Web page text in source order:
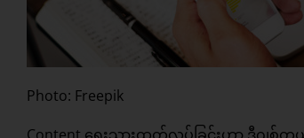
Photo: Freepik